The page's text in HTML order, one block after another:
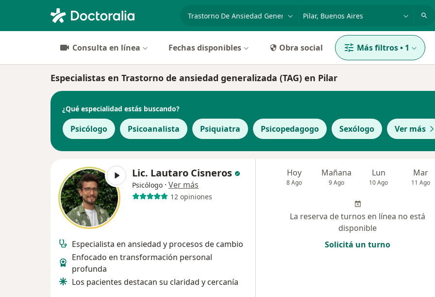
Consulta en línea Fechas disponibles Obra social Más filtros• 1
Especialistas en Trastorno de ansiedad generalizada (TAG) en Pilar
¿Qué especialidad estás buscando?
Psicólogo Psicoanalista Psiquiatra Psicopedagogo Sexólogo Ver más
Lic. Lautaro Cisneros
Psicólogo · Ver más
12 opiniones
Especialista en ansiedad y procesos de cambio
Enfocado en transformación personal
profunda
Los pacientes destacan su claridad y cercanía
Hoy
8 Ago
Mañana
9 Ago
Lun
10 Ago
Mar
11 Ago
La reserva de turnos en línea no está
disponible
Solicitá un turno